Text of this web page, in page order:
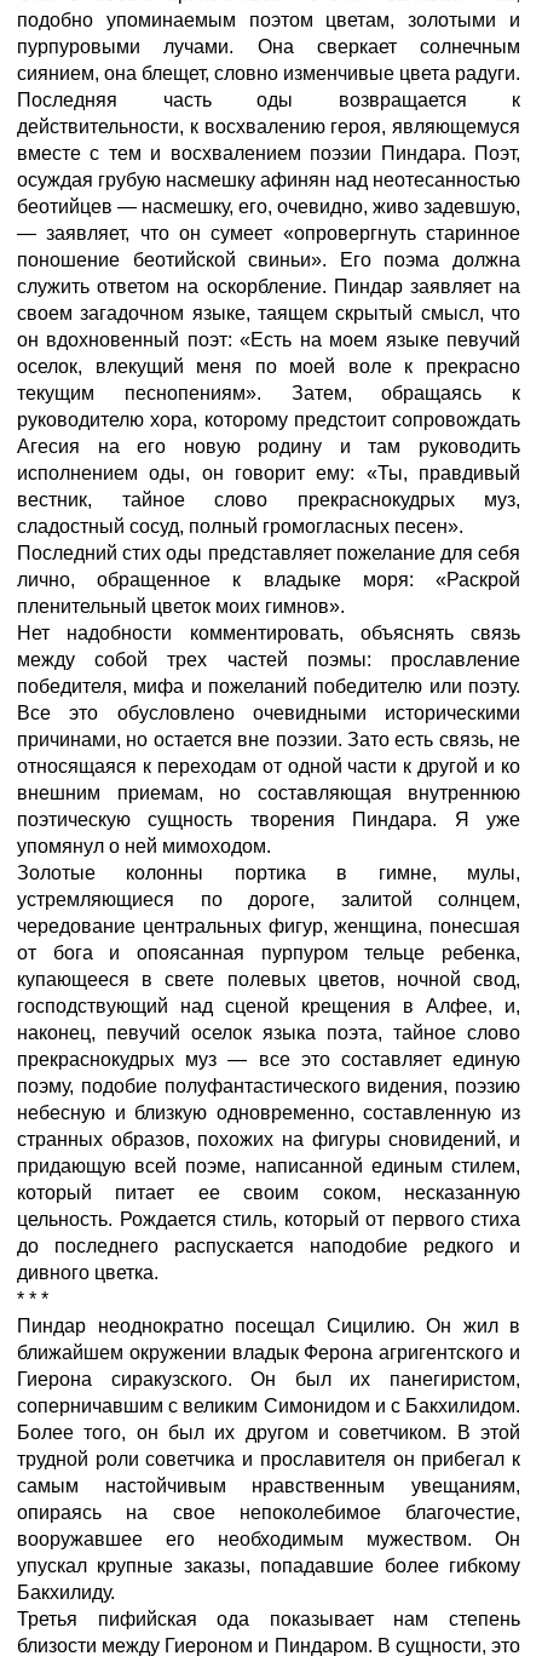
подобно упоминаемым поэтом цветам, золотыми и
пурпуровыми лучами. Она сверкает солнечным
сиянием, она блещет, словно изменчивые цвета радуги.
Последняя часть оды возвращается к
действительности, к восхвалению героя, являющемуся
вместе с тем и восхвалением поэзии Пиндара. Поэт,
осуждая грубую насмешку афинян над неотесанностью
беотийцев — насмешку, его, очевидно, живо задевшую,
— заявляет, что он сумеет «опровергнуть старинное
поношение беотийской свиньи». Его поэма должна
служить ответом на оскорбление. Пиндар заявляет на
своем загадочном языке, таящем скрытый смысл, что
он вдохновенный поэт: «Есть на моем языке певучий
оселок, влекущий меня по моей воле к прекрасно
текущим песнопениям». Затем, обращаясь к
руководителю хора, которому предстоит сопровождать
Агесия на его новую родину и там руководить
исполнением оды, он говорит ему: «Ты, правдивый
вестник, тайное слово прекраснокудрых муз,
сладостный сосуд, полный громогласных песен».
Последний стих оды представляет пожелание для себя
лично, обращенное к владыке моря: «Раскрой
пленительный цветок моих гимнов».
Нет надобности комментировать, объяснять связь
между собой трех частей поэмы: прославление
победителя, мифа и пожеланий победителю или поэту.
Все это обусловлено очевидными историческими
причинами, но остается вне поэзии. Зато есть связь, не
относящаяся к переходам от одной части к другой и ко
внешним приемам, но составляющая внутреннюю
поэтическую сущность творения Пиндара. Я уже
упомянул о ней мимоходом.
Золотые колонны портика в гимне, мулы,
устремляющиеся по дороге, залитой солнцем,
чередование центральных фигур, женщина, понесшая
от бога и опоясанная пурпуром тельце ребенка,
купающееся в свете полевых цветов, ночной свод,
господствующий над сценой крещения в Алфее, и,
наконец, певучий оселок языка поэта, тайное слово
прекраснокудрых муз — все это составляет единую
поэму, подобие полуфантастического видения, поэзию
небесную и близкую одновременно, составленную из
странных образов, похожих на фигуры сновидений, и
придающую всей поэме, написанной единым стилем,
который питает ее своим соком, несказанную
цельность. Рождается стиль, который от первого стиха
до последнего распускается наподобие редкого и
дивного цветка.
* * *
Пиндар неоднократно посещал Сицилию. Он жил в
ближайшем окружении владык Ферона агригентского и
Гиерона сиракузского. Он был их панегиристом,
соперничавшим с великим Симонидом и с Бакхилидом.
Более того, он был их другом и советчиком. В этой
трудной роли советчика и прославителя он прибегал к
самым настойчивым нравственным увещаниям,
опираясь на свое непоколебимое благочестие,
вооружавшее его необходимым мужеством. Он
упускал крупные заказы, попадавшие более гибкому
Бакхилиду.
Третья пифийская ода показывает нам степень
близости между Гиероном и Пиндаром. В сущности, это